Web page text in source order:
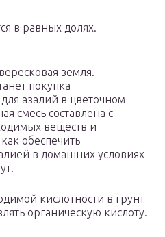
в равных долях.
земля.
покупка
азалий в цветочном
смесь составлена с
веществ и
обеспечить
в домашних условиях
кислотности в грунт
органическую кислоту.